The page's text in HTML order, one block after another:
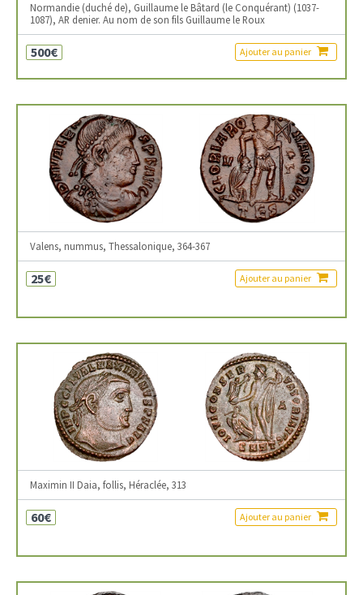
Normandie (duché de), Guillaume le Bâtard (le Conquérant) (1037-
1087), AR denier. Au nom de son fils Guillaume le Roux
500€ Ajouter au panier
Valens, nummus, Thessalonique, 364-367
25€ Ajouter au panier
Maximin II Daia, follis, Héraclée, 313
60€ Ajouter au panier